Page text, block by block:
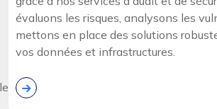
évaluons les risques, analysons les
mettons en place des solutions
vos données et infrastructures.